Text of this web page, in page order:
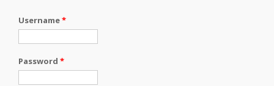
Username*
Password *